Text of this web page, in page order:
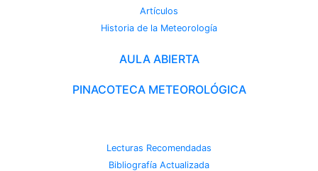
Artículos
Historia de la Meteorología
AULA ABIERTA
PINACOTECA METEOROLÓGICA
Lecturas Recomendadas
Bibliografía Actualizada